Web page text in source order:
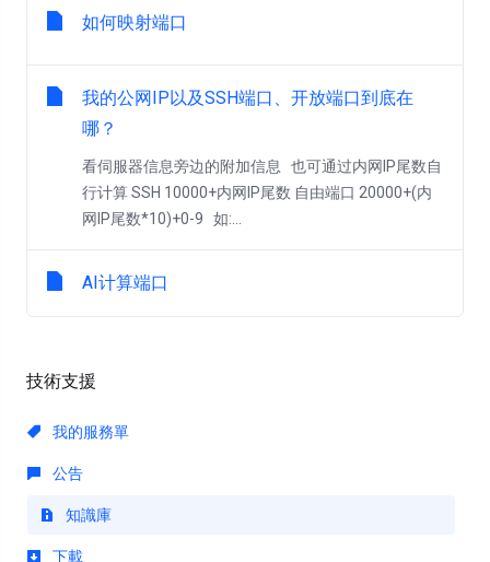
技術支援
我的服務單
公告
知識庫
下載
如何映射端口
我的公网IP以及SSH端口、开放端口到底在
哪？
看伺服器信息旁边的附加信息 也可通过内网IP尾数自
行计算 SSH 10000+内网IP尾数 自由端口 20000+(内
网IP尾数*10)+0-9 如:...
AI计算端口